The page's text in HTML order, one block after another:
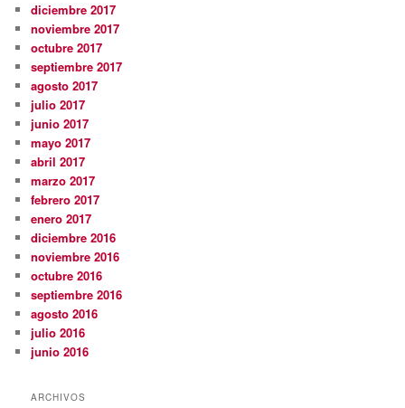
diciembre 2017
noviembre 2017
octubre 2017
septiembre 2017
agosto 2017
julio 2017
junio 2017
mayo 2017
abril 2017
marzo 2017
febrero 2017
enero 2017
diciembre 2016
noviembre 2016
octubre 2016
septiembre 2016
agosto 2016
julio 2016
junio 2016
ARCHIVOS